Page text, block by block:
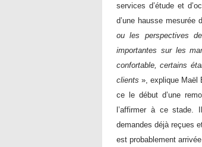
services d’étude et
d’une hausse mesurée
ou les perspectives
importantes sur les
confortable, certains
clients », explique Maël
ce le début d’une
l’affirmer à ce stade.
demandes déjà reçues
est probablement